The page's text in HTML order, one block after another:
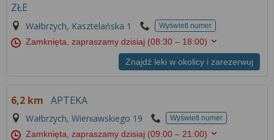
ZŁE
Wałbrzych, Kasztelańska 1 Wyświetl numer
Zamknięta, zapraszamy dzisiaj (08:30 – 18:00)
Znajdź leki w okolicy i zarezerwuj
6,2 km APTEKA
Wałbrzych, Wieniawskiego 19 Wyświetl numer
Zamknięta, zapraszamy dzisiaj (09:00 – 21:00)